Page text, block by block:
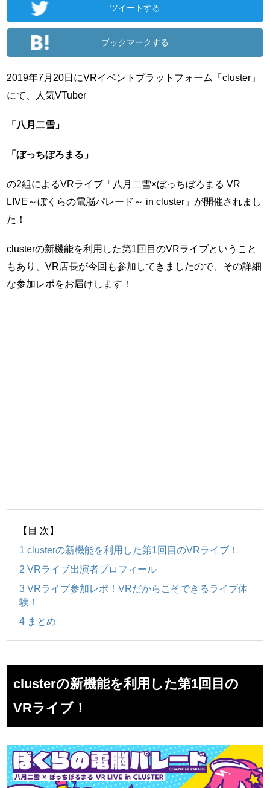
ツイートする
ブックマークする
2019年7月20日にVRイベントプラットフォーム「cluster」
にて、人気VTuber
「八月二雪」
「ぼっちぼろまる」
の2組によるVRライブ「八月二雪×ぼっちぼろまる VR
LIVE～ぼくらの電脳パレード～ in cluster」が開催されまし
た！
clusterの新機能を利用した第1回目のVRライブということ
もあり、VR店長が今回も参加してきましたので、その詳細
な参加レポをお届けします！
【目 次】
1 clusterの新機能を利用した第1回目のVRライブ！
2 VRライブ出演者プロフィール
3 VRライブ参加レポ！VRだからこそできるライブ体
験！
4 まとめ
clusterの新機能を利用した第1回目の
VRライブ！